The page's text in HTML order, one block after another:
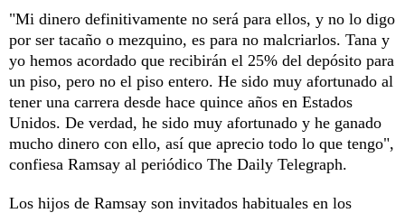
"Mi dinero definitivamente no será para ellos, y no lo digo
por ser tacaño o mezquino, es para no malcriarlos. Tana y
yo hemos acordado que recibirán el 25% del depósito para
un piso, pero no el piso entero. He sido muy afortunado al
tener una carrera desde hace quince años en Estados
Unidos. De verdad, he sido muy afortunado y he ganado
mucho dinero con ello, así que aprecio todo lo que tengo",
confiesa Ramsay al periódico The Daily Telegraph.
Los hijos de Ramsay son invitados habituales en los